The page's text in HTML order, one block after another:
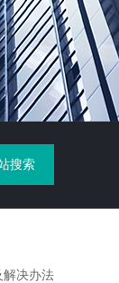
解决办法